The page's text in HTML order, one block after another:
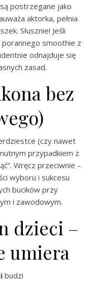
postrzegane jako
aktorka, pełnia
Słusznie! Jeśli
smoothie z
odnajduje się
zasad.
bez
(czy nawet
przypadkiem z
Wręcz przeciwnie –
wyboru i sukcesu
bucików przy
i zawodowym.
dzieci –
umiera
budzi